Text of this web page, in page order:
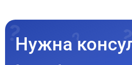
Нужна